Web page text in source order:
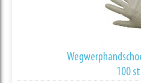
100